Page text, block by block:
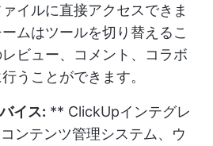
イルに直接アクセスできま
ムはツールを切り替えるこ
ビュー、コメント、コラボ
うことができます。
イス: ** ClickUpインテグレ
ンテンツ管理システム、ウ